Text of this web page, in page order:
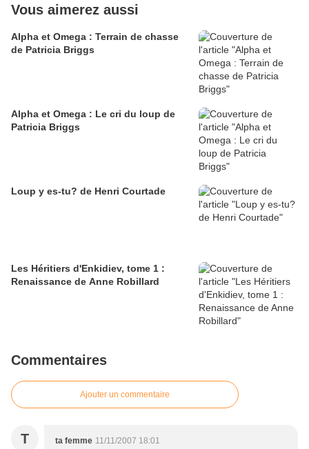
Vous aimerez aussi
Alpha et Omega : Terrain de chasse
de Patricia Briggs
Alpha et Omega : Le cri du loup de
Patricia Briggs
Loup y es-tu? de Henri Courtade
Les Héritiers d'Enkidiev, tome 1 :
Renaissance de Anne Robillard
Commentaires
Ajouter un commentaire
T ta femme 11/11/2007 18:01